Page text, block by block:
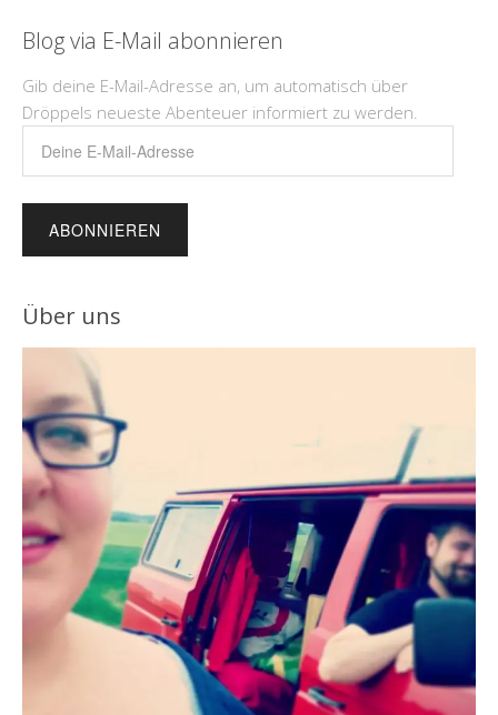
Blog via E-Mail abonnieren
Gib deine E-Mail-Adresse an, um automatisch über
Dröppels neueste Abenteuer informiert zu werden.
Adresse
Über uns